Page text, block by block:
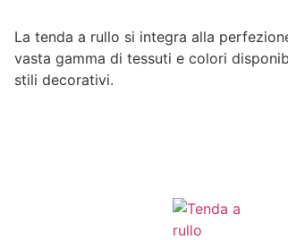
La tenda a rullo si integra alla
vasta gamma di tessuti e colori
stili decorativi.